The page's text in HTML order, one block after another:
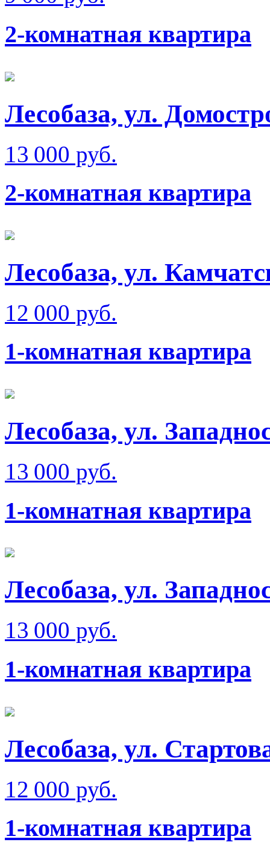
2-комнатная квартира
Лесобаза, ул.
13 000 руб.
2-комнатная квартира
Лесобаза, ул.
12 000 руб.
1-комнатная квартира
Лесобаза, ул.
13 000 руб.
1-комнатная квартира
Лесобаза, ул.
13 000 руб.
1-комнатная квартира
Лесобаза, ул.
12 000 руб.
1-комнатная квартира